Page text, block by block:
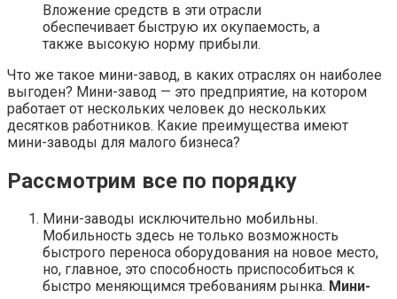
Вложение средств в эти отрасли
обеспечивает быструю их окупаемость, а
также высокую норму прибыли.
Что же такое мини-завод, в каких отраслях он наиболее
выгоден? Мини-завод — это предприятие, на котором
работает от нескольких человек до нескольких
десятков работников. Какие преимущества имеют
мини-заводы для малого бизнеса?
Рассмотрим все по порядку
Мини-заводы исключительно мобильны.
Мобильность здесь не только возможность
быстрого переноса оборудования на новое место,
но, главное, это способность приспособиться к
быстро меняющимся требованиям рынка. Мини-